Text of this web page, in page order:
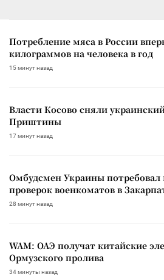
Потребление мяса в России
килограммов на человека в год
15 минут назад
Власти Косово сняли
Приштины
17 минут назад
Омбудсмен Украины
проверок военкоматов в
28 минут назад
WAM: ОАЭ получат китайские
Ормузского пролива
34 минуты назад